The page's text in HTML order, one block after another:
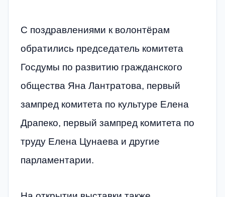
С поздравлениями к волонтёрам
обратились председатель комитета
Госдумы по развитию гражданского
общества Яна Лантратова, первый
зампред комитета по культуре Елена
Драпеко, первый зампред комитета по
труду Елена Цунаева и другие
парламентарии.